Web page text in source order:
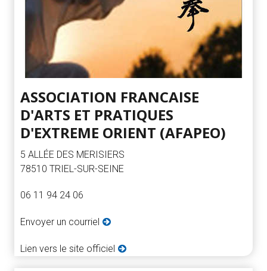
ASSOCIATION FRANCAISE
D'ARTS ET PRATIQUES
D'EXTREME ORIENT (AFAPEO)
5 ALLÉE DES MERISIERS
78510 TRIEL-SUR-SEINE
06 11 94 24 06
Envoyer un courriel
Lien vers le site officiel